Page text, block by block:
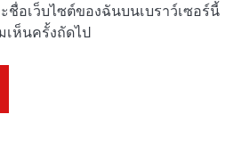
ชื่อเว็บไซต์ของฉันบนเบราว์เซอร์นี้
เห็นครั้งถัดไป